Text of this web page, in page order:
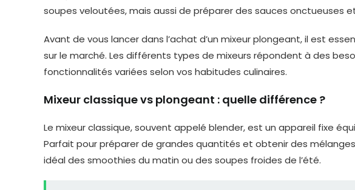
soupes veloutées, mais aussi de préparer des sauces onctueuses
Avant de vous lancer dans l’achat d’un mixeur plongeant, il est
sur le marché. Les différents types de mixeurs répondent à des
fonctionnalités variées selon vos habitudes culinaires.
Mixeur classique vs plongeant : quelle différence ?
Le mixeur classique, souvent appelé blender, est un appareil fixe
Parfait pour préparer de grandes quantités et obtenir des
idéal des smoothies du matin ou des soupes froides de l’été.